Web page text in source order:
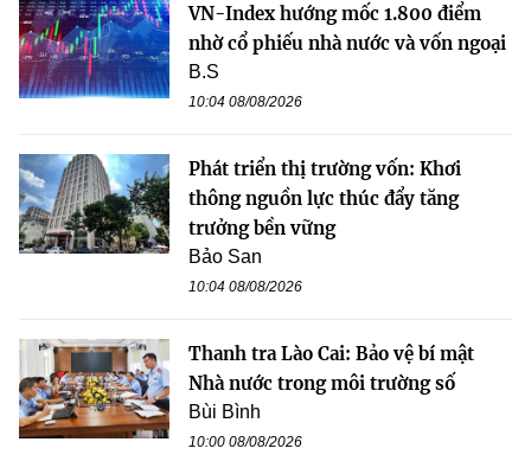
VN-Index hướng mốc 1.800 điểm
nhờ cổ phiếu nhà nước và vốn ngoại
B.S
10:04 08/08/2026
Phát triển thị trường vốn: Khơi
thông nguồn lực thúc đẩy tăng
trưởng bền vững
Bảo San
10:04 08/08/2026
Thanh tra Lào Cai: Bảo vệ bí mật
Nhà nước trong môi trường số
Bùi Bình
10:00 08/08/2026